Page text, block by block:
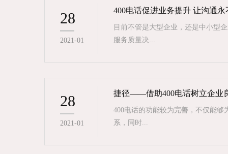
28
2021-01
400电话促进业务提升 让沟通永
目前不管是大型企业，还是中小型
服务质量决...
28
2021-01
捷径——借助400电话树立企业
400电话的功能较为完善，不仅能够
系，同时...